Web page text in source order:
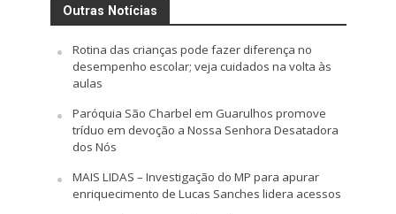
Outras Notícias
Rotina das crianças pode fazer diferença no
desempenho escolar; veja cuidados na volta às
aulas
Paróquia São Charbel em Guarulhos promove
tríduo em devoção a Nossa Senhora Desatadora
dos Nós
MAIS LIDAS – Investigação do MP para apurar
enriquecimento de Lucas Sanches lidera acessos